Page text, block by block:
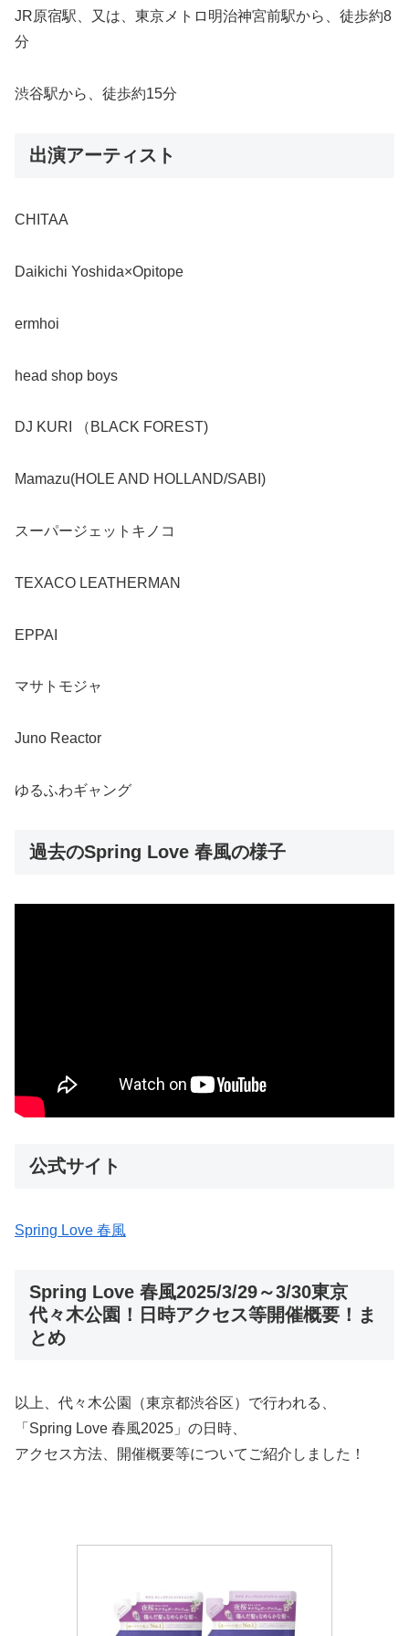
JR原宿駅、又は、東京メトロ明治神宮前駅から、徒歩約8
分
渋谷駅から、徒歩約15分
出演アーティスト
CHITAA
Daikichi Yoshida×Opitope
ermhoi
head shop boys
DJ KURI （BLACK FOREST)
Mamazu(HOLE AND HOLLAND/SABI)
スーパージェットキノコ
TEXACO LEATHERMAN
EPPAI
マサトモジャ
Juno Reactor
ゆるふわギャング
過去のSpring Love 春風の様子
公式サイト
Spring Love 春風
Spring Love 春風2025/3/29～3/30東京
代々木公園！日時アクセス等開催概要！ま
とめ
以上、代々木公園（東京都渋谷区）で行われる、
「Spring Love 春風2025」の日時、
アクセス方法、開催概要等についてご紹介しました！